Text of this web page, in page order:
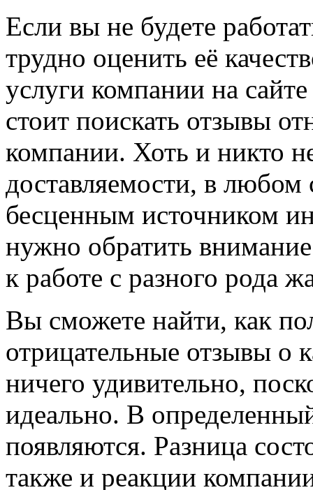
Если вы не будете
трудно оценить её
услуги компании на
стоит поискать отзывы
компании. Хоть и никто
доставляемости, в любом
бесценным источником
нужно обратить
к работе с разного рода
Вы сможете найти, как
отрицательные отзывы о
ничего удивительно,
идеально. В
появляются. Разница
также и реакции